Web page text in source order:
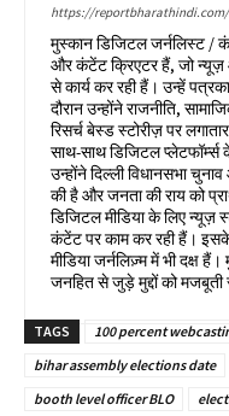
https://reportbharathindi.com/
मुस्कान डिजिटल जर्नलिस्ट /
और कंटेंट क्रिएटर हैं, जो न्यूज़
से कार्य कर रही हैं। उन्हें
दौरान उन्होंने राजनीति,
रिसर्च बेस्ड स्टोरीज़ पर
साथ-साथ डिजिटल प्लेटफॉर्म्स
उन्होंने दिल्ली विधानसभा
की है और जनता की राय को
डिजिटल मीडिया के लिए न्यूज़
कंटेंट पर काम कर रही हैं। इसके
मीडिया जर्नलिज़्म में भी दक्ष
जनहित से जुड़े मुद्दों को
TAGS 100 percent
bihar assembly elections date
booth level officer BLO